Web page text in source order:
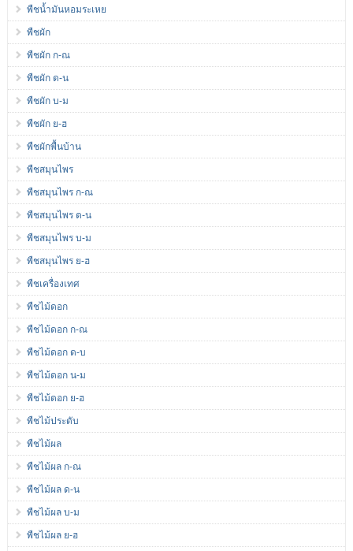
พืชน้ำมันหอมระเหย
พืชผัก
พืชผัก ก-ณ
พืชผัก ด-น
พืชผัก บ-ม
พืชผัก ย-ฮ
พืชผักพื้นบ้าน
พืชสมุนไพร
พืชสมุนไพร ก-ณ
พืชสมุนไพร ด-น
พืชสมุนไพร บ-ม
พืชสมุนไพร ย-ฮ
พืชเครื่องเทศ
พืชไม้ดอก
พืชไม้ดอก ก-ณ
พืชไม้ดอก ด-บ
พืชไม้ดอก น-ม
พืชไม้ดอก ย-ฮ
พืชไม้ประดับ
พืชไม้ผล
พืชไม้ผล ก-ณ
พืชไม้ผล ด-น
พืชไม้ผล บ-ม
พืชไม้ผล ย-ฮ